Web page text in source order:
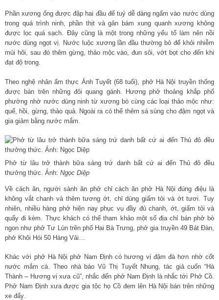
Phần xương ống được đập hai đầu để tuỷ dễ dàng ngấm vào nước dùng
trong quá trình ninh, phần thịt và gân bám xung quanh xương không
được lọc quá sạch. Đây cũng là một trong những yếu tố làm nên nồi
nước dùng ngọt vị. Nước luộc xương lần đầu thường bỏ để khỏi nhiễm
mùi hôi, sau đó thêm gừng, thảo mộc vào, đun sôi, vớt bọt cho đến khi
đạt độ trong.
Theo nghệ nhân ẩm thực Ánh Tuyết (68 tuổi), phở Hà Nội truyền thống
được bán trên những đôi quang gánh. Hương phở thoảng khắp phố
phường nhờ nước dùng ninh từ xương bò cùng các loại thảo mộc như:
quế, hồi, gừng, thảo quả. Ngoài ra có thể thêm sá sùng cho đậm ngọt và
gia giảm bằng nước mắm.
Phở từ lâu trở thành bữa sáng trứ danh bất cứ ai đến Thủ đô đều
thưởng thức. Ảnh: Ngọc Diệp
Về cách ăn, người sành ăn phở chỉ cách ăn phở Hà Nội đúng điệu là
không vắt chanh và thêm tương ớt, chỉ dùng giấm tỏi và ớt tươi. Tuy
nhiên, nhiều hàng phở hiện nay phục vụ đầy đủ chanh, ớt, giấm tỏi và
quẩy đi kèm. Thực khách có thể tham khảo một số địa chỉ bán phở bò
ngon như phở Tư Lùn trên phố Hai Bà Trưng, phở gia truyền 49 Bát Đàn,
phở Khôi Hói 50 Hàng Vải…
Khác với phở Hà Nội phở Nam Định có hương vị đậm đà hơn nhờ cốt
nước mắm cá. Theo nhà báo Vũ Thị Tuyết Nhung, tác giả cuốn “Hà
Thành – Hương vị xưa cũ”, nhắc đến phở Nam Định là nhắc tới Phở Cồ.
Phở Nam Định xưa được gia tộc họ Cồ đem lên Hà Nội bán trên những
xe đẩy.